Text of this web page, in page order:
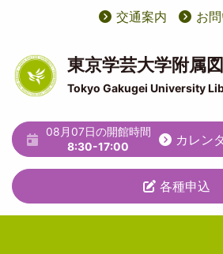
ツ
に
動
User
account
menu
ユ
ー
テ
ィ
リ
テ
ィ
メ
交通案内 お
東京学芸大学附属
Tokyo Gakugei University
08月07日の開館時間
8:30-17:00
カレン
各種申込